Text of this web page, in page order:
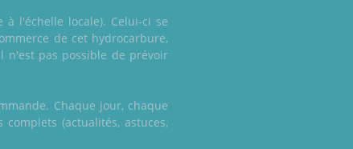
l'échelle locale). Celui-ci se
de cet hydrocarbure,
n'est pas possible de prévoir
Chaque jour, chaque
(actualités, astuces,